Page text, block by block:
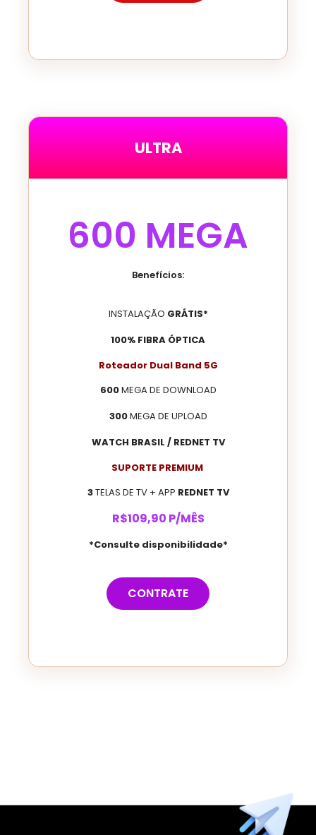
ULTRA
600 MEGA
Benefícios:
INSTALAÇÃO GRÁTIS*
100% FIBRA ÓPTICA
Roteador Dual Band 5G
600MEGA DE DOWNLOAD
300MEGA DE UPLOAD
WATCH BRASIL / REDNET TV
SUPORTE PREMIUM
3TELAS DE TV + APP REDNET TV
R$109,90 P/MÊS
*Consulte disponibilidade*
CONTRATE